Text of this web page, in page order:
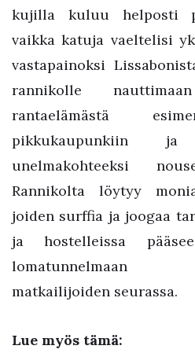
kujilla kuluu helposti
vaikka katuja vaeltelisi
vastapainoksi
rannikolle
rantaelämästä
pikkukaupunkiin ja
unelmakohteeksi
Rannikolta löytyy
joiden surffia ja joogaa
ja hostelleissa
lomatunnelmaan
matkailijoiden seurassa.
Lue myös tämä: